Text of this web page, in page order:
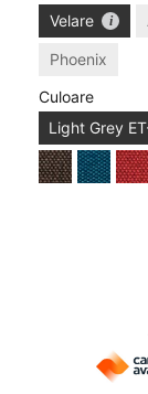
Velare
Phoenix
Culoare
Light Grey